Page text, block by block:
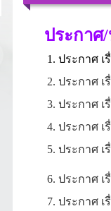
ประกาศ
1. ประกาศ เ
2. ประกาศ เ
3. ประกาศ เ
4. ประกาศ เ
5. ประกาศ เ
6. ประกาศ เ
7. ประกาศ เ